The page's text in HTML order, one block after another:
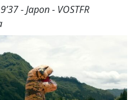
- Japon - VOSTFR